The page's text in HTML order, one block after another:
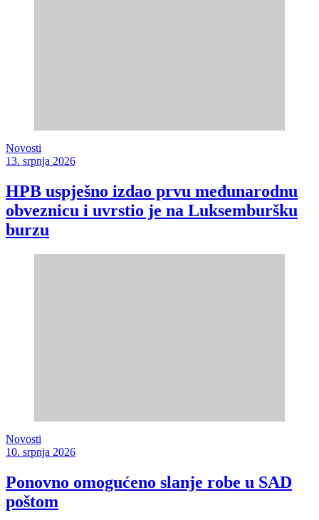
Novosti
13. srpnja 2026
HPB uspješno izdao prvu međunarodnu
obveznicu i uvrstio je na Luksemburšku
burzu
Novosti
10. srpnja 2026
Ponovno omogućeno slanje robe u SAD
poštom